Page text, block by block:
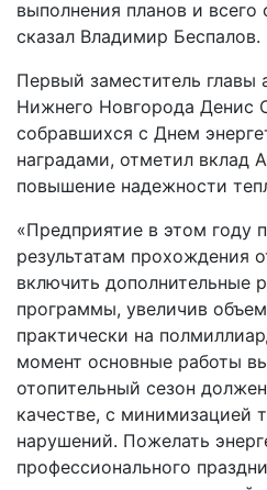
выполнения планов и всего
сказал Владимир Беспалов.
Первый заместитель главы
Нижнего Новгорода Денис
собравшихся с Днем
наградами, отметил вклад
повышение надежности
«Предприятие в этом году
результатам прохождения
включить дополнительные
программы, увеличив
практически на
момент основные работы
отопительный сезон
качестве, с минимизацией
нарушений. Пожелать
профессионального